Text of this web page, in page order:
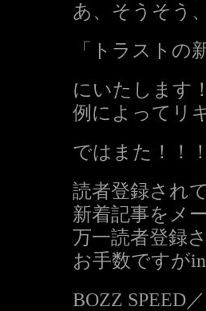
あ、そうそう
「トラストの
にいたします
例によってリ
ではまた！！
読者登録され
新着記事をメ
万一読者登録
お手数ですが
BOZZ SPEED